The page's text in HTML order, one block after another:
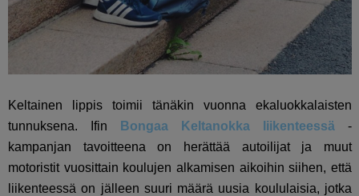
Keltainen lippis toimii tänäkin vuonna ekaluokkalaisten
tunnuksena. Ifin
Bongaa Keltanokka liikenteessä -
kampanjan tavoitteena on herättää autoilijat ja muut
motoristit vuosittain koulujen alkamisen aikoihin siihen, että
liikenteessä on jälleen suuri määrä uusia koululaisia, jotka